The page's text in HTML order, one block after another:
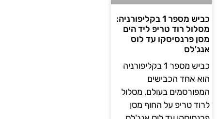
כביש מספר 1 בקליפורניה:
מסלול רוד טריפ ליד הים
מסן פרנסיסקו עד לוס
אנג'לס
כביש מספר 1 בקליפורניה
הוא אחד הכבישים
המפורסמים בעולם, מסלול
לרוד טריפ על החוף מסן